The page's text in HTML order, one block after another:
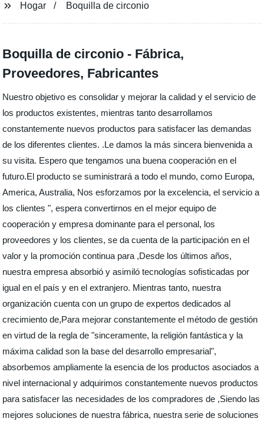
Hogar Boquilla de circonio
Boquilla de circonio - Fábrica,
Proveedores, Fabricantes
Nuestro objetivo es consolidar y mejorar la calidad y el servicio de
los productos existentes, mientras tanto desarrollamos
constantemente nuevos productos para satisfacer las demandas
de los diferentes clientes. .Le damos la más sincera bienvenida a
su visita. Espero que tengamos una buena cooperación en el
futuro.El producto se suministrará a todo el mundo, como Europa,
America, Australia, Nos esforzamos por la excelencia, el servicio a
los clientes ", espera convertirnos en el mejor equipo de
cooperación y empresa dominante para el personal, los
proveedores y los clientes, se da cuenta de la participación en el
valor y la promoción continua para ,Desde los últimos años,
nuestra empresa absorbió y asimiló tecnologías sofisticadas por
igual en el país y en el extranjero. Mientras tanto, nuestra
organización cuenta con un grupo de expertos dedicados al
crecimiento de,Para mejorar constantemente el método de gestión
en virtud de la regla de "sinceramente, la religión fantástica y la
máxima calidad son la base del desarrollo empresarial",
absorbemos ampliamente la esencia de los productos asociados a
nivel internacional y adquirimos constantemente nuevos productos
para satisfacer las necesidades de los compradores de ,Siendo las
mejores soluciones de nuestra fábrica, nuestra serie de soluciones